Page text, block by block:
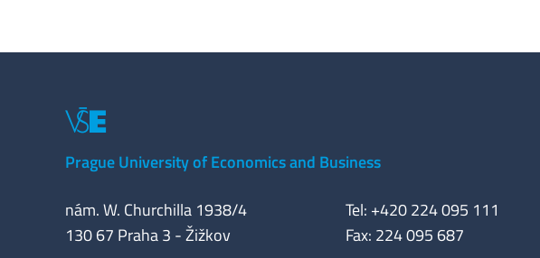
Prague University of Economics and Business
nám. W. Churchilla 1938/4
130 67 Praha 3 - Žižkov
Tel: +420 224 095 111
Fax: 224 095 687